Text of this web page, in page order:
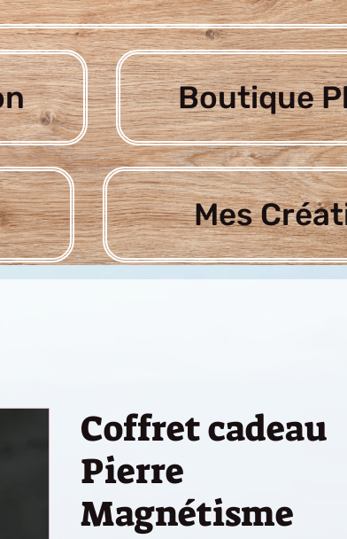
Boutique
Mes
Coffret cadeau
Pierre
Magnétisme